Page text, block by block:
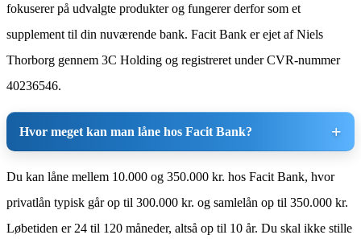
fokuserer på udvalgte produkter og fungerer derfor som et
supplement til din nuværende bank. Facit Bank er ejet af Niels
Thorborg gennem 3C Holding og registreret under CVR-nummer
40236546.
Hvor meget kan man låne hos Facit Bank?
Du kan låne mellem 10.000 og 350.000 kr. hos Facit Bank, hvor
privatlån typisk går op til 300.000 kr. og samlelån op til 350.000 kr.
Løbetiden er 24 til 120 måneder, altså op til 10 år. Du skal ikke stille